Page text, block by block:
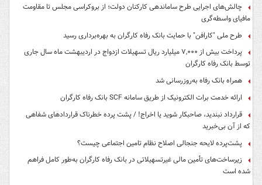
چالش‌های اجرایی طرح ساماندهی کارکنان دولت؛ از بروکراسی مجلس تا مقاومت
مافیای واسطه‌گری
طرح ملی "کارافن" با حمایت بانک رفاه کارگران به بهره‌برداری رسید
پرداخت بیش از ۷,۰۰۰ میلیارد ریال تسهیلات ازدواج در اردیبهشت ماه سال جاری
توسط بانک رفاه کارگران
همراه بانک رفاه به‌روزرسانی شد
ارائه خدمت برات الکترونیک از طریق سامانه SCF بانک رفاه کارگران
قرارداد نبندید، صاحبکار شوید یا اخراج! / پشت پرده خطرناک قراردادهای شفاهی
که از آن بی‌خبرید
پشت‌پرده لایحه جنجالی اصلاح نظام تامین اجتماعی چیست؟
زیرساخت‌های تأمین مالی غیرتسهیلاتی در بانک رفاه کارگران به‌طور کامل فراهم
شده است